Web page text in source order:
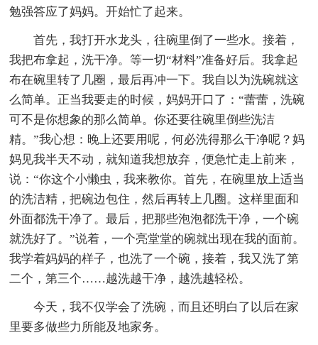
勉强答应了妈妈。开始忙了起来。
首先，我打开水龙头，往碗里倒了一些水。接着，
我把布拿起，洗干净。等一切“材料”准备好后。我拿起
布在碗里转了几圈，最后再冲一下。我自以为洗碗就这
么简单。正当我要走的时候，妈妈开口了：“蕾蕾，洗碗
可不是你想象的那么简单。你还要往碗里倒些洗洁
精。”我心想：晚上还要用呢，何必洗得那么干净呢？妈
妈见我半天不动，就知道我想放弃，便急忙走上前来，
说：“你这个小懒虫，我来教你。首先，在碗里放上适当
的洗洁精，把碗边包住，然后再转上几圈。这样里面和
外面都洗干净了。最后，把那些泡泡都洗干净，一个碗
就洗好了。”说着，一个亮堂堂的碗就出现在我的面前。
我学着妈妈的样子，也洗了一个碗，接着，我又洗了第
二个，第三个……越洗越干净，越洗越轻松。
今天，我不仅学会了洗碗，而且还明白了以后在家
里要多做些力所能及地家务。